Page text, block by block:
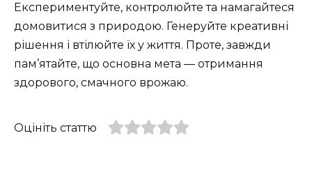
Експериментуйте, контролюйте та намагайтеся
домовитися з природою. Генеруйте креативні
рішення і втілюйте їх у життя. Проте, завжди
пам’ятайте, що основна мета — отримання
здорового, смачного врожаю.
Оцініть статтю